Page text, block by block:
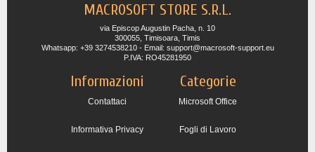
MACROSOFT STORE S.R.L.
via Episcop Augustin Pacha, n. 10
300055, Timisoara, Timis
Whatsapp: +39 3274538210 - Email: support@macrosoft-support.eu
P.IVA: RO45281950
Informazioni
Contattaci
Informativa Privacy
Categorie
Microsoft Office
Fogli di Lavoro